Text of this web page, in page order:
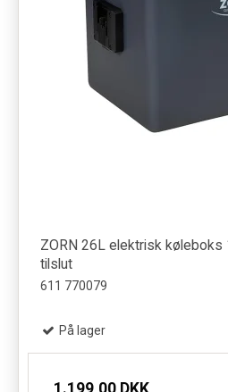
ZORN 26L elektrisk
tilslut
611 770079
På lager